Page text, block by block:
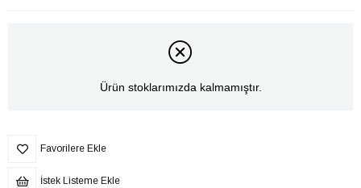
Ürün stoklarımızda kalmamıştır.
Favorilere Ekle
İstek Listeme Ekle